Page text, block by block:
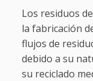
Los residuos
la fabricación
flujos de
debido a su
su reciclado